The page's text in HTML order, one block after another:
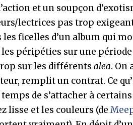
et un soupçon
lectrices pas trop
ficelles d’un album qui
péripéties sur une
sur les différents alea. On
remplit un contrat. Ce
de s’attacher à
lisse et les couleurs (de